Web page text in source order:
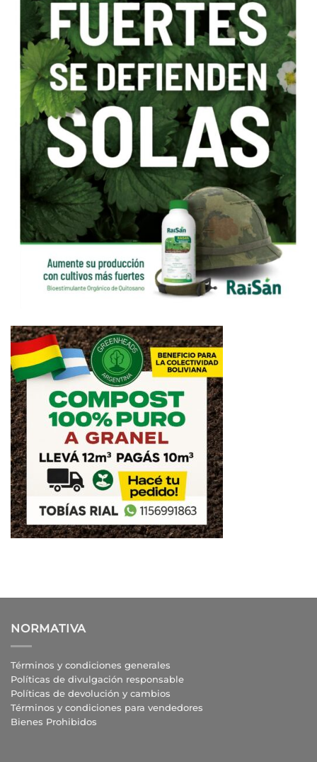
NORMATIVA
Términos y condiciones generales
Políticas de divulgación responsable
Políticas de devolución y cambios
Términos y condiciones para vendedores
Bienes Prohibidos